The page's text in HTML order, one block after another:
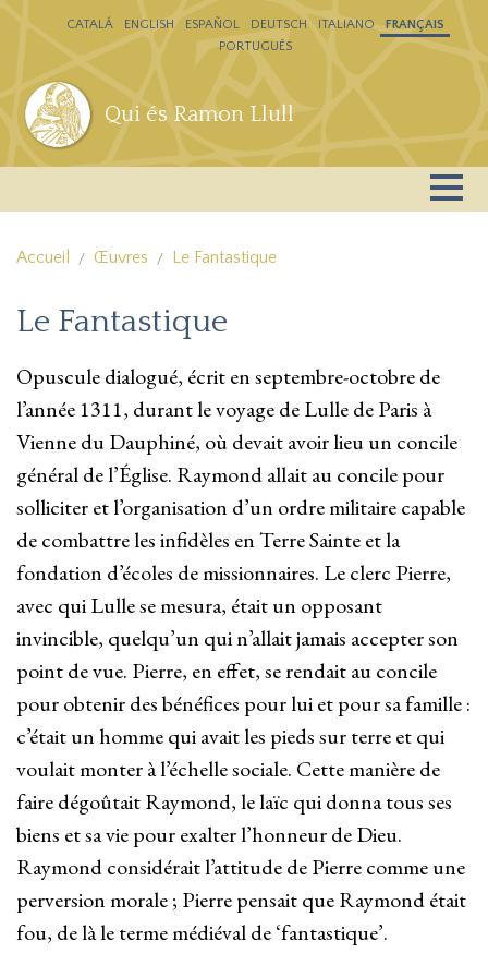
Aller au contenu principal
Qui és Ramon Llull
CATALÁ ENGLISH ESPAÑOL DEUTSCH ITALIANO
FRANÇAIS
PORTUGUÊS
Accueil Œuvres Le Fantastique
Le Fantastique
Opuscule dialogué, écrit en septembre-octobre de
l’année 1311, durant le voyage de Lulle de Paris à
Vienne du Dauphiné, où devait avoir lieu un concile
général de l’Église. Raymond allait au concile pour
solliciter et l’organisation d’un ordre militaire capable
de combattre les infidèles en Terre Sainte et la
fondation d’écoles de missionnaires. Le clerc Pierre,
avec qui Lulle se mesura, était un opposant
invincible, quelqu’un qui n’allait jamais accepter son
point de vue. Pierre, en effet, se rendait au concile
pour obtenir des bénéfices pour lui et pour sa famille :
c’était un homme qui avait les pieds sur terre et qui
voulait monter à l’échelle sociale. Cette manière de
faire dégoûtait Raymond, le laïc qui donna tous ses
biens et sa vie pour exalter l’honneur de Dieu.
Raymond considérait l’attitude de Pierre comme une
perversion morale ; Pierre pensait que Raymond était
fou, de là le terme médiéval de ‘fantastique’.